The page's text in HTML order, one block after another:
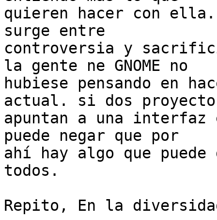
quieren hacer con
surge entre
controversia y
la gente ne GNOME no
hubiese pensando en
actual. si dos
apuntan a una interfaz
puede negar que por
ahí hay algo que puede
todos.
Repito, En la